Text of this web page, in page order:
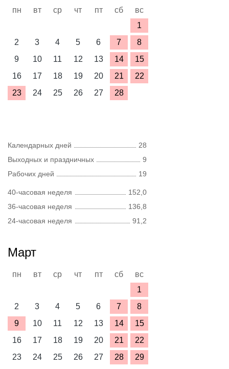
пн вт ср чт пт сб
вс
1
2
3 4 5 6 7
8
9
10 11 12 13 14
15
16
17 18 19 20 21
22
23
24 25 26 27 28
Календарных дней
28
Выходных и праздничных
9
Рабочих дней
19
40-часовая неделя
152,0
36-часовая неделя
136,8
24-часовая неделя
91,2
Март
пн вт ср чт пт сб
вс
1
2
3 4 5 6 7
8
9
10 11 12 13 14
15
16
17 18 19 20 21
22
23
24 25 26 27 28
29